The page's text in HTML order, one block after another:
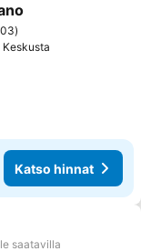
Katso hinnat
saatavilla